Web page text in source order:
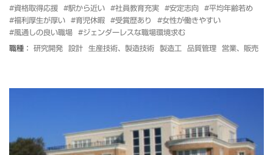
#資格取得応援
#駅から近い #社員教育充実 #安定志向
#平均年齢若め
#福利厚生が厚い
#育児休暇 #受賞歴あり
#女性が働きやすい
#風通しの良い職場
#ジェンダーレスな職場環境求む
職種： 研究開発 設計 生産技術、製造技術 製造工 品質管理 営業、販売